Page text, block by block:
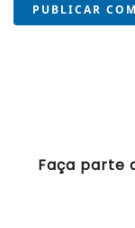
PUBLICAR
Faça parte